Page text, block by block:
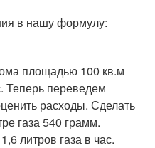
в нашу формулу:
площадью 100 кв.м
Теперь переведем
расходы. Сделать
газа 540 грамм.
литров газа в час.